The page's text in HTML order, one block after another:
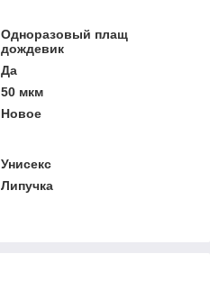
Одноразовый плащ
дождевик
Да
50 мкм
Новое
Унисекс
Липучка